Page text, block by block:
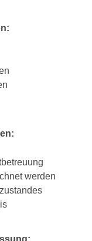
werden